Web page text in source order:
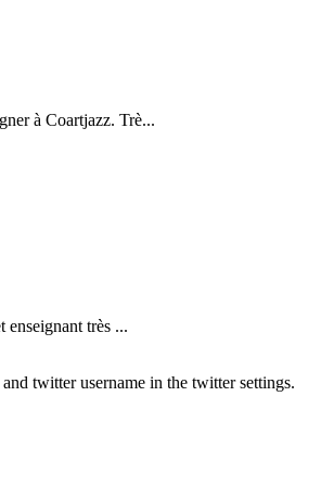
à Coartjazz. Trè...
enseignant très ...
twitter username in the twitter settings.